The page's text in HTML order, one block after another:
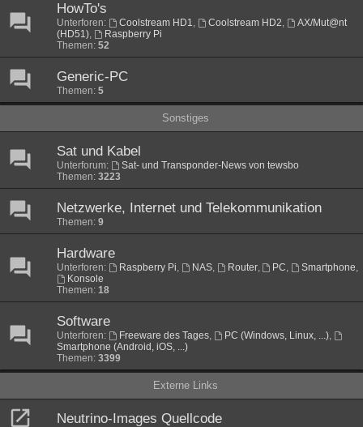
HowTo's
Unterforen: Coolstream HD1, Coolstream HD2,
AX/Mut@nt
(HD51),
Raspberry Pi
Themen: 52
Generic-PC
Themen: 5
Sonstiges
Sat und Kabel
Unterforum:
Sat- und Transponder-News von tewsbo
Themen: 3223
Netzwerke, Internet und Telekommunikation
Themen: 9
Hardware
Unterforen: Raspberry Pi, NAS, Router, PC, Smartphone,
Konsole
Themen: 18
Software
Unterforen: Freeware des Tages, PC (Windows, Linux, ...),
Smartphone (Android, iOS, ...)
Themen: 3399
Externe Links
Neutrino-Images Quellcode